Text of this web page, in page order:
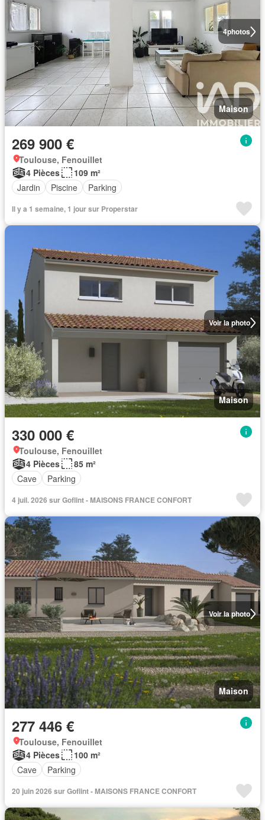
4photos
Maison
269 900 €
Toulouse, Fenouillet
4 Pièces
109 m²
Jardin
Piscine Parking
Il y a 1 semaine, 1 jour sur Properstar
Voir la photo
Maison
330 000 €
Toulouse, Fenouillet
4 Pièces
85 m²
Cave
Parking
4 juil. 2026 sur Goflint - MAISONS FRANCE CONFORT
Voir la photo
Maison
277 446 €
Toulouse, Fenouillet
4 Pièces
100 m²
Cave
Parking
20 juin 2026 sur Goflint - MAISONS FRANCE CONFORT